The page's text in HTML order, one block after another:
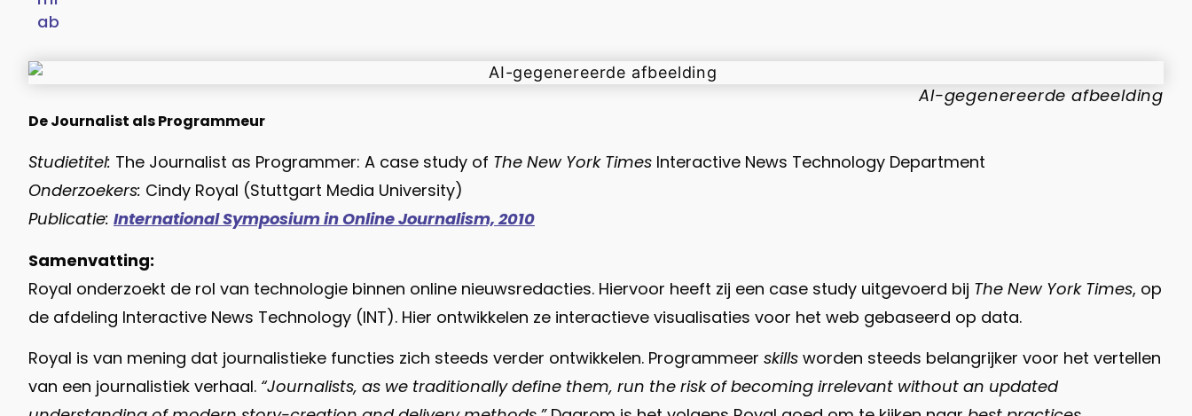
AI-gegenereerde afbeelding
De Journalist als Programmeur
Studietitel: The Journalist as Programmer: A case study of The New York Times Interactive News Technology Department
Onderzoekers: Cindy Royal (Stuttgart Media University)
Publicatie: International Symposium in Online Journalism, 2010
Samenvatting:
Royal onderzoekt de rol van technologie binnen online nieuwsredacties. Hiervoor heeft zij een case study uitgevoerd bij The New York Times, op
de afdeling Interactive News Technology (INT). Hier ontwikkelen ze interactieve visualisaties voor het web gebaseerd op data.
Royal is van mening dat journalistieke functies zich steeds verder ontwikkelen. Programmeer skills worden steeds belangrijker voor het vertellen
van een journalistiek verhaal. “Journalists, as we traditionally define them, run the risk of becoming irrelevant without an updated